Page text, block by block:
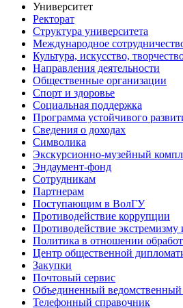
Университет
Ректорат
Структура университета
Международное
Культура, искусство,
Направления деятельности
Общественные организации
Спорт и здоровье
Социальная поддержка
Программа устойчивого
Сведения о доходах
Символика
Экскурсионно-музейный
Эндаумент-фонд
Сотрудникам
Партнерам
Поступающим в ВолГУ
Противодействие коррупции
Противодействие экстремизму
Политика в отношении
Центр общественной
Закупки
Почтовый сервис
Объединенный ведомственный
Телефонный справочник